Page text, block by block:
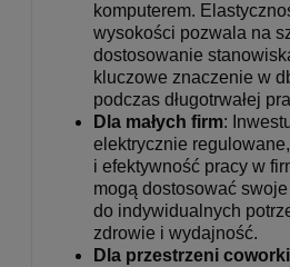
komputerem.
wysokości pozwala na
dostosowanie
kluczowe znaczenie w
podczas długotrwałej
Dla małych firm:
elektrycznie
i efektywność pracy w
mogą dostosować
do indywidualnych
zdrowie i wydajność.
Dla przestrzeni